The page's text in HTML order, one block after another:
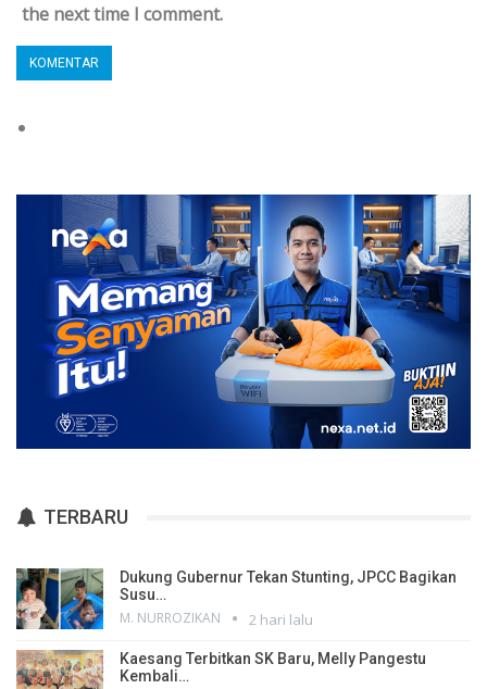
the next time I comment.
TERBARU
Dukung Gubernur Tekan Stunting, JPCC Bagikan
Susu…
M. NURROZIKAN 2 hari lalu
Kaesang Terbitkan SK Baru, Melly Pangestu
Kembali…